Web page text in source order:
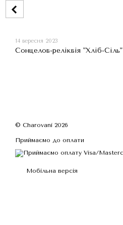
14 вересня 2023
Сонцелов-реліквія "Хліб-Сіль"
© Charovani 2026
Приймаємо до оплати
Мобільна версія